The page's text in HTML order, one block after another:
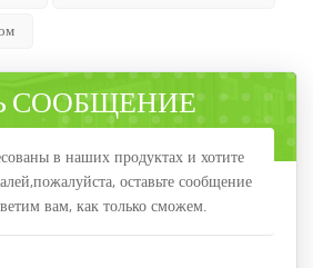
СООБЩЕНИЕ
в наших продуктах и хотите
оставьте сообщение
вам, как только сможем.